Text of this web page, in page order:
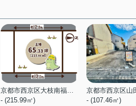
京都市西京区大枝南福西町２丁目
- (215.99㎡)
- (107.46㎡)